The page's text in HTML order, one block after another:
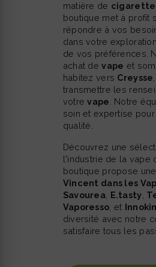
matière de
boutique met à profit
répondre à vos
dans votre
de vos préférences.
achat devape et
habitez vers Creysse
transmettre les
votrevape . Notre
soin et expertise
qualité.
Découvrez une sélection exclusive des meilleures marques de
l'industrie de la vape
boutique propose
Vincent dans les
Savourea E.tasty
Vaporesso , et
diversité avec notre
satisfaire tous les